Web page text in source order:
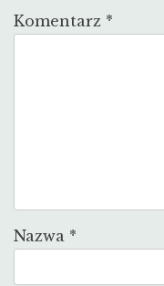
Komentarz *
Nazwa *